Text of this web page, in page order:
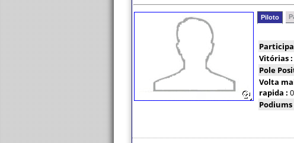
Piloto
Vitórias :
Pole
Volta
rapida : 0
Podiums